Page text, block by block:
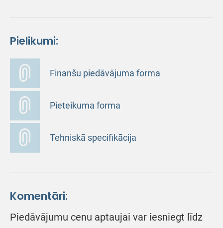
Pielikumi:
Finanšu piedāvājuma forma
Pieteikuma forma
Tehniskā specifikācija
Komentāri:
Piedāvājumu cenu aptaujai var iesniegt līdz